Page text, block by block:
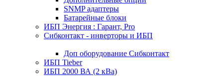
SNMP адаптеры
Батарейные блоки
ИБП Энергия : Гарант, Pro
Сибконтакт - инверторы и ИБП
Доп оборудование Сибконтакт
ИБП Tieber
ИБП 2000 ВА (2 кВа)